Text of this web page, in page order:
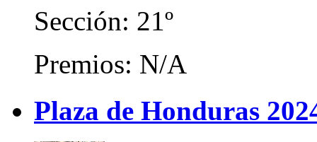
Sección: 21º
Premios: N/A
Plaza de Honduras